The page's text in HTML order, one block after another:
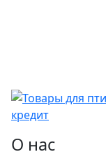
О нас